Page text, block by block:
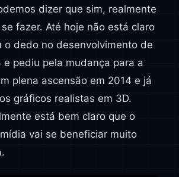
dizer que sim, realmente
fazer. Até hoje não está claro
o dedo no desenvolvimento de
pediu pela mudança para a
plena ascensão em 2014 e já
gráficos realistas em 3D.
está bem claro que o
vai se beneficiar muito